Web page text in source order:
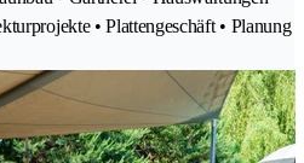
• Plattengeschäft • Planung